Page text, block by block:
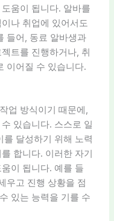
움이 됩니다. 알바를
나 취업에 있어서도
들어, 동료 알바생과
트를 진행하거나, 취
이어질 수 있습니다.
업 방식이기 때문에,
있습니다. 스스로 일
달성하기 위해 노력
합니다. 이러한 자기
이 됩니다. 예를 들
우고 진행 상황을 점
있는 능력을 기를 수